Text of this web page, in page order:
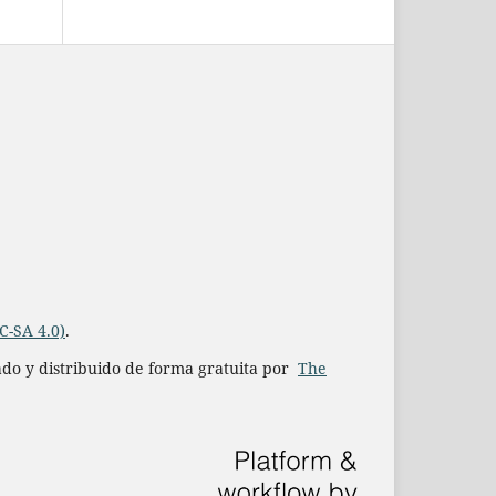
SA 4.0).
y distribuido de forma gratuita por The